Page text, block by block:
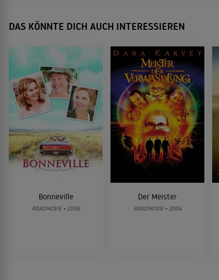
DAS KÖNNTE DICH AUCH INTERESSIEREN
Bonneville
ROADMOVIE • 2006
Der Meister
ROADMOVIE • 2004